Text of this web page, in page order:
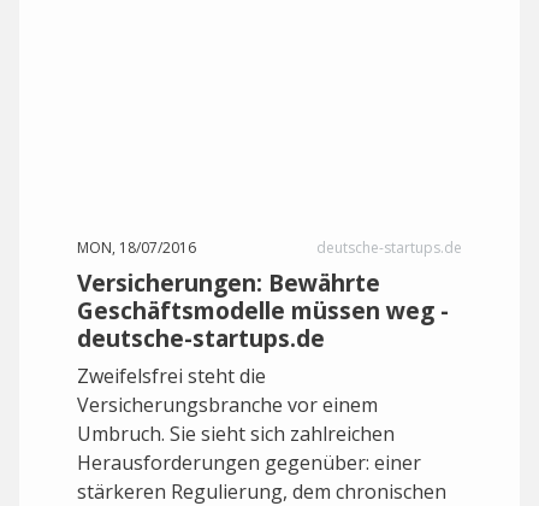
MON, 18/07/2016 deutsche-startups.de
Versicherungen: Bewährte
Geschäftsmodelle müssen weg -
deutsche-startups.de
Zweifelsfrei steht die
Versicherungsbranche vor einem
Umbruch. Sie sieht sich zahlreichen
Herausforderungen gegenüber: einer
stärkeren Regulierung, dem chronischen